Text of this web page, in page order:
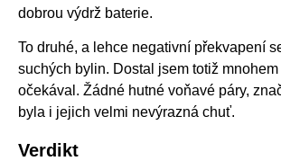
dobrou výdrž baterie.
To druhé, a lehce negativní překvapení
suchých bylin. Dostal jsem totiž
očekával. Žádné hutné voňavé páry,
byla i jejich velmi nevýrazná chuť.
Verdikt